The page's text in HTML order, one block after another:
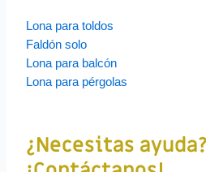
Lona para toldos
Faldón solo
Lona para balcón
Lona para pérgolas
¿Necesitas ayuda?